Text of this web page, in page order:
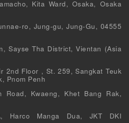
Kita Ward, Osaka, Osaka
ro, Jung-gu, Jung-Gu, 04555
Sayse Tha District, Vientan (Asia
2nd Floor , St. 259, Sangkat Teuk
Pnom Penh
Road, Kwaeng, Khet Bang Rak,
Harco Manga Dua, JKT DKI